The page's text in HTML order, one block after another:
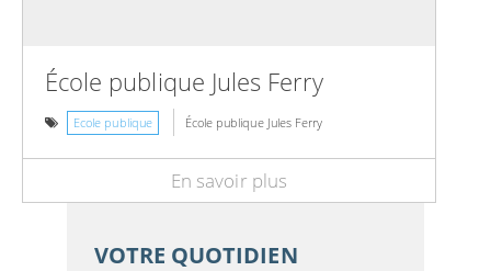
École publique Jules Ferry
Ecole publique École publique Jules Ferry
En savoir plus
VOTRE QUOTIDIEN